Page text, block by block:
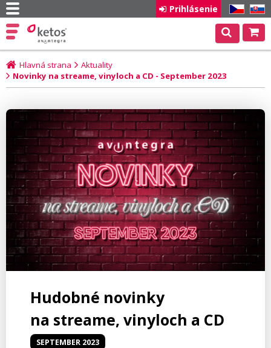
CZ SK
Prihlásenie
Hlavná strana
Aktuality
Novinky na streame, vinyloch a CD - September 2023
Hudobné novinky
na streame, vinyloch a CD
SEPTEMBER 2023